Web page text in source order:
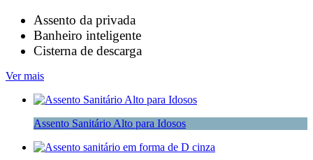
instalar um assento em um minuto.
Ambas as versões podem passar no
teste de movimento lateral abaixo
acessíveis mediante solicitação.
Assento da privada
Banheiro inteligente
Cisterna de descarga
Ver mais
Assento Sanitário Alto para Idosos